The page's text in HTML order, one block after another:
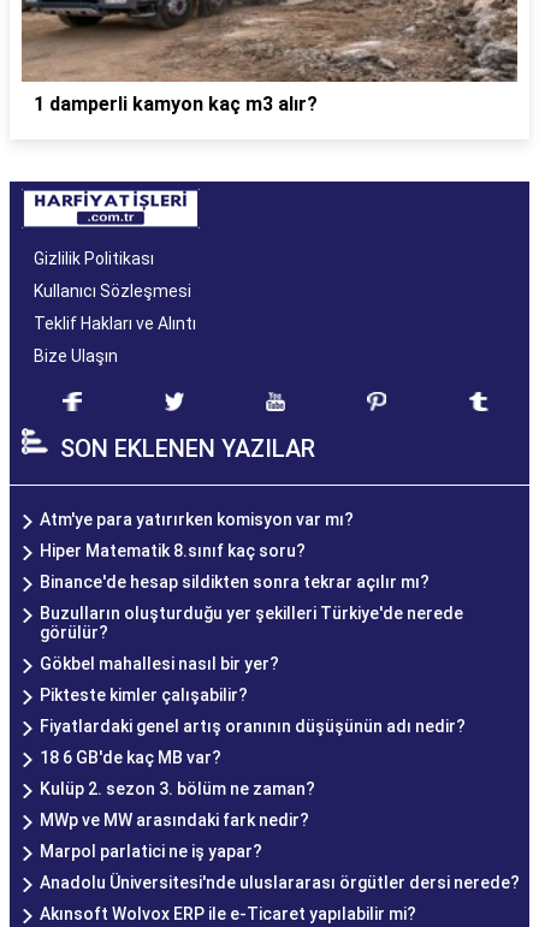
1 damperli kamyon kaç m3 alır?
Gizlilik Politikası
Kullanıcı Sözleşmesi
Teklif Hakları ve Alıntı
Bize Ulaşın
SON EKLENEN YAZILAR
Atm'ye para yatırırken komisyon var mı?
Hiper Matematik 8.sınıf kaç soru?
Binance'de hesap sildikten sonra tekrar açılır mı?
Buzulların oluşturduğu yer şekilleri Türkiye'de nerede
görülür?
Gökbel mahallesi nasıl bir yer?
Pikteste kimler çalışabilir?
Fiyatlardaki genel artış oranının düşüşünün adı nedir?
18 6 GB'de kaç MB var?
Kulüp 2. sezon 3. bölüm ne zaman?
MWp ve MW arasındaki fark nedir?
Marpol parlatici ne iş yapar?
Anadolu Üniversitesi'nde uluslararası örgütler dersi nerede?
Akınsoft Wolvox ERP ile e-Ticaret yapılabilir mi?